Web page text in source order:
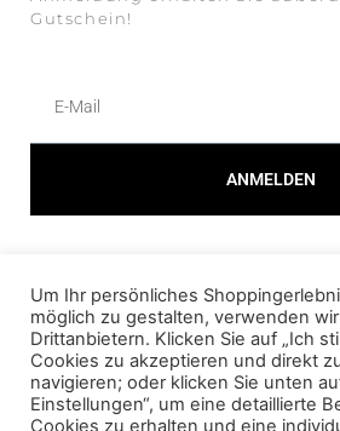
Gutschein!
ANMELDEN
© 2023 AMOUR FOU
AGB
DATENSCHUTZ
Um Ihr persönliches
möglich zu gestalten, verwenden
Drittanbietern. Klicken Sie auf „Ich
Cookies zu akzeptieren und direkt
navigieren; oder klicken Sie unten
Einstellungen“, um eine detaillierte
Cookies zu erhalten und eine